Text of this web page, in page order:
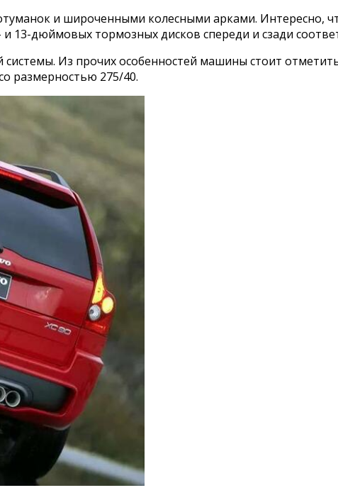
и широченными колесными арками. Интересно,
13-дюймовых тормозных дисков спереди и сзади
Из прочих особенностей машины стоит
размерностью 275/40.